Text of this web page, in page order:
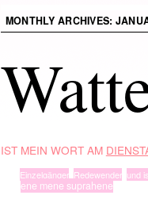
MONTHLY ARCHIVES:
IST MEIN WORT AM
Einzelgänger, Redewender, und
ene mene suprahene